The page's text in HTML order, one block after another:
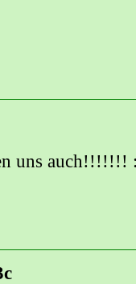
uns auch!!!!!!!